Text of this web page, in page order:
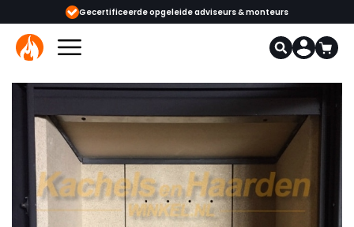
opgeleide adviseurs & monteurs 1000+ kachels en haarden in